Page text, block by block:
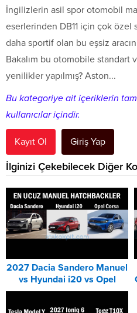
İngilizlerin asil spor otomobil
eserlerinden DB11 için çok
daha sportif olan bu eşsiz
Bakalım bu otomobile standart
yenilikler yapılmış? Aston...
Bu kategoriye ait içeriklerin
kullanıcılar içindir.
Kayıt Ol Giriş Yap
İlginizi Çekebilecek Diğer
2027 Dacia Sandero Manuel
vs Hyundai i20 vs Opel
Corsa Karşılaştırması